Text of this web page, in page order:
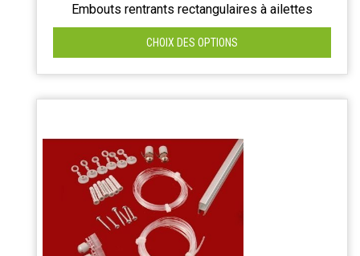
Embouts rentrants rectangulaires à ailettes
CHOIX DES OPTIONS